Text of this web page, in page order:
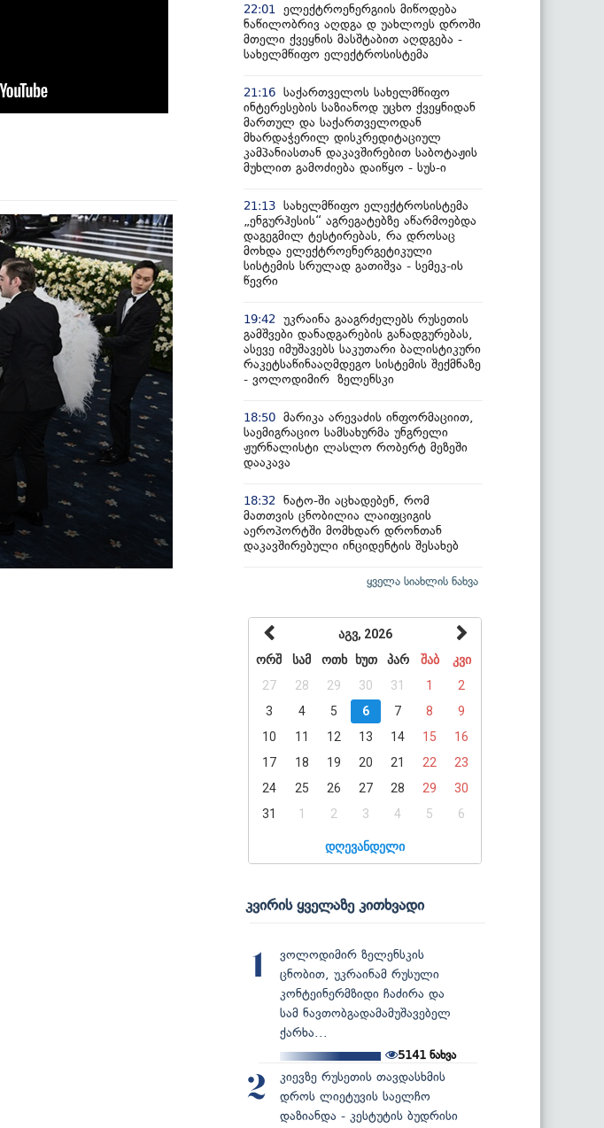
22:01
ელექტროენერგიის მიწოდება
ნაწილობრივ აღდგა დ უახლოეს დროში
მთელი ქვეყნის მასშტაბით აღდგება -
სახელმწიფო ელექტროსისტემა
21:16 საქართველოს სახელმწიფო
ინტერესების საზიანოდ უცხო ქვეყნიდან
მართულ და საქართველოდან
მხარდაჭერილ დისკრედიტაციულ
კამპანიასთან დაკავშირებით საბოტაჟის
მუხლით გამოძიება დაიწყო - სუს-ი
21:13 სახელმწიფო ელექტროსისტემა
„ენგურჰესის“ აგრეგატებზე აწარმოებდა
დაგეგმილ ტესტირებას, რა დროსაც
მოხდა ელექტროენერგეტიკული
სისტემის სრულად გათიშვა - სემეკ-ის
წევრი
19:42
უკრაინა გააგრძელებს რუსეთის
გამშვები დანადგარების განადგურებას,
ასევე იმუშავებს საკუთარი ბალისტიკური
რაკეტსაწინააღმდეგო სისტემის შექმნაზე
- ვოლოდიმირ ზელენსკი
18:50 მარიკა არევაძის ინფორმაციით,
საემიგრაციო სამსახურმა უნგრელი
ჟურნალისტი ლასლო რობერტ მეზეში
დააკავა
18:32
ნატო-ში აცხადებენ, რომ
მათთვის ცნობილია ლაიფციგის
აეროპორტში მომხდარ დრონთან
დაკავშირებული ინციდენტის შესახებ
ყველა სიახლის ნახვა
აგვ, 2026
ორშ
სამ ოთხ ხუთ პარ შაბ
კვი
27
28 29 30 31 1
2
3
4 5 6 7 8
9
10
11 12 13 14 15
16
17
18 19 20 21 22
23
24
25 26 27 28 29
30
31
1 2 3 4 5 6
დღევანდელი
კვირის ყველაზე კითხვადი
1
ვოლოდიმირ ზელენსკის
ცნობით, უკრაინამ რუსული
კონტეინერმზიდი ჩაძირა და
სამ ნავთობგადამამუშავებელ
ქარხა...
5141 ნახვა
2
კიევზე რუსეთის თავდასხმის
დროს ლიეტუვის საელჩო
დაზიანდა - კესტუტის ბუდრისი